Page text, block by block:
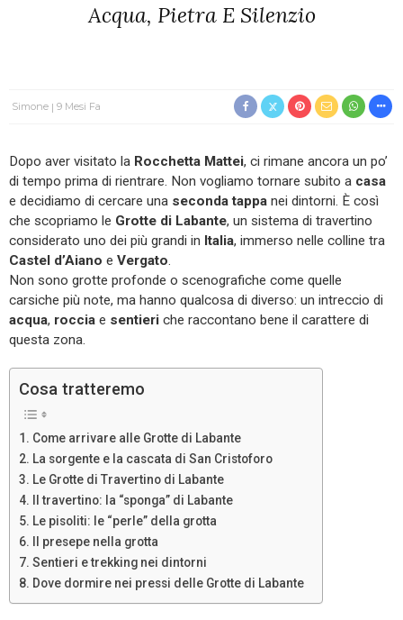
Acqua, Pietra E Silenzio
Simone 9 Mesi Fa
Dopo aver visitato la Rocchetta Mattei, ci rimane ancora un po’
di tempo prima di rientrare. Non vogliamo tornare subito a casa
e decidiamo di cercare una seconda tappa nei dintorni. È così
che scopriamo le Grotte di Labante, un sistema di travertino
considerato uno dei più grandi in Italia, immerso nelle colline tra
Castel d’Aiano e Vergato.
Non sono grotte profonde o scenografiche come quelle
carsiche più note, ma hanno qualcosa di diverso: un intreccio di
acqua, roccia e sentieri che raccontano bene il carattere di
questa zona.
Cosa tratteremo
Come arrivare alle Grotte di Labante
La sorgente e la cascata di San Cristoforo
Le Grotte di Travertino di Labante
Il travertino: la “sponga” di Labante
Le pisoliti: le “perle” della grotta
Il presepe nella grotta
Sentieri e trekking nei dintorni
Dove dormire nei pressi delle Grotte di Labante